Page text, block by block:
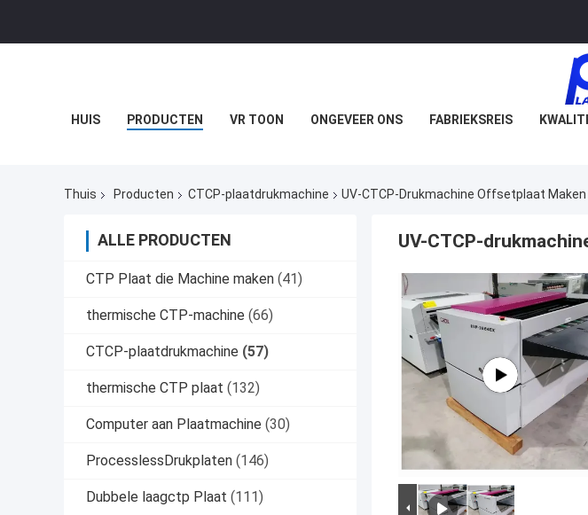
HUIS PRODUCTEN VR TOON ONGEVEER ONS FABRIEKSREIS
Thuis Producten CTCP-plaatdrukmachine UV-CTCP-Drukmachine Offsetplaat
ALLE PRODUCTEN
CTP Plaat die Machine maken (41)
thermische CTP-machine (66)
CTCP-plaatdrukmachine (57)
thermische CTP plaat (132)
Computer aan Plaatmachine (30)
ProcesslessDrukplaten (146)
Dubbele laagctp Plaat (111)
UV-CTCP-